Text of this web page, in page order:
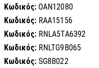
Κωδικός: OAN12080
Κωδικός: RAA15156
Κωδικός: RNLA5TA6392
Κωδικός: RNLTG9B065
Κωδικός: SG8B022